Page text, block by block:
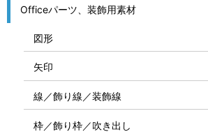
Officeパーツ、装飾用素材
図形
矢印
線／飾り線／装飾線
枠／飾り枠／吹き出し